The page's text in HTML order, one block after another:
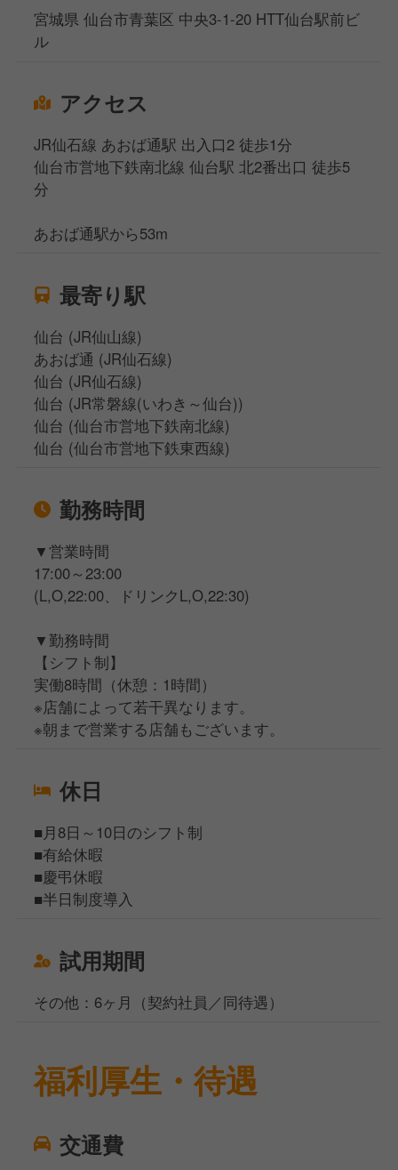
宮城県 仙台市青葉区 中央3-1-20 HTT仙台駅前ビ
ル
アクセス
JR仙石線 あおば通駅 出入口2 徒歩1分
仙台市営地下鉄南北線 仙台駅 北2番出口 徒歩5
分
あおば通駅から53m
最寄り駅
仙台 (JR仙山線)
あおば通 (JR仙石線)
仙台 (JR仙石線)
仙台 (JR常磐線(いわき～仙台))
仙台 (仙台市営地下鉄南北線)
仙台 (仙台市営地下鉄東西線)
勤務時間
▼営業時間
17:00～23:00
(L,O,22:00、ドリンクL,O,22:30)
▼勤務時間
【シフト制】
実働8時間（休憩：1時間）
※店舗によって若干異なります。
※朝まで営業する店舗もございます。
休日
■月8日～10日のシフト制
■有給休暇
■慶弔休暇
■半日制度導入
試用期間
その他：6ヶ月（契約社員／同待遇）
福利厚生・待遇
交通費